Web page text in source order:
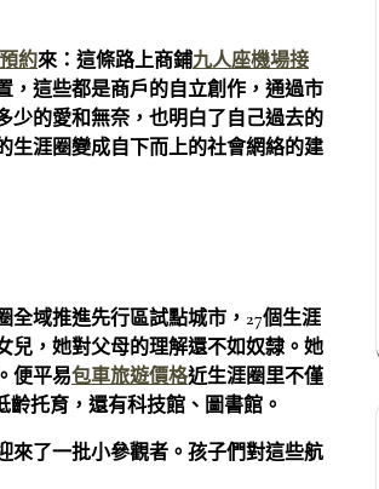
約來： 這條路上商鋪九人座機場接
，這些都是商戶的自立創作，通過市
少的愛和無奈，也明白了自己過去的
生涯圈變成自下而上的社會網絡的建
全域推進先行區試點城市，27個生涯
兒，她對父母的理解還不如奴隸。她
便平易包車旅遊價格近生涯圈里不僅
齡托育，還有科技館、圖書館。
來了一批小參觀者。孩子們對這些航